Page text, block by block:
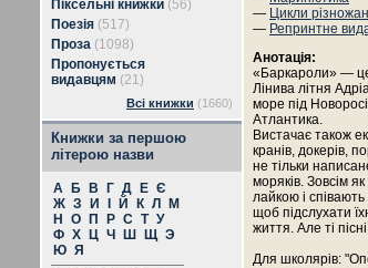
Піксельні книжки (56)
Поезія (517)
Проза (1098)
Пропонується
видавцям (21)
Всі книжки (1660)
Книжки за першою
літерою назви
А Б В Г Д Е Є
Ж З И Й К Л
М
Н
О П Р С Т У
Ф Х Ц Ч Ш Щ Э
Ю Я
— Цикли
— Репринтне
Анотація:
«Баркароли» — це
Лінива літня
море під
Атлантика.
Вистачає також
кранів, докерів,
не тільки
моряків. Зовсім
лайкою і
щоб підслухати
життя. Але ті
Для школярів: